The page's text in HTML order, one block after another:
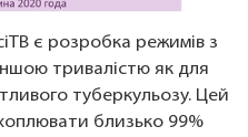
є розробка режимів з
тривалістю як для
туберкульозу. Цей
близько 99%